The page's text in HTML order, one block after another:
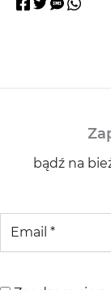
bądź na